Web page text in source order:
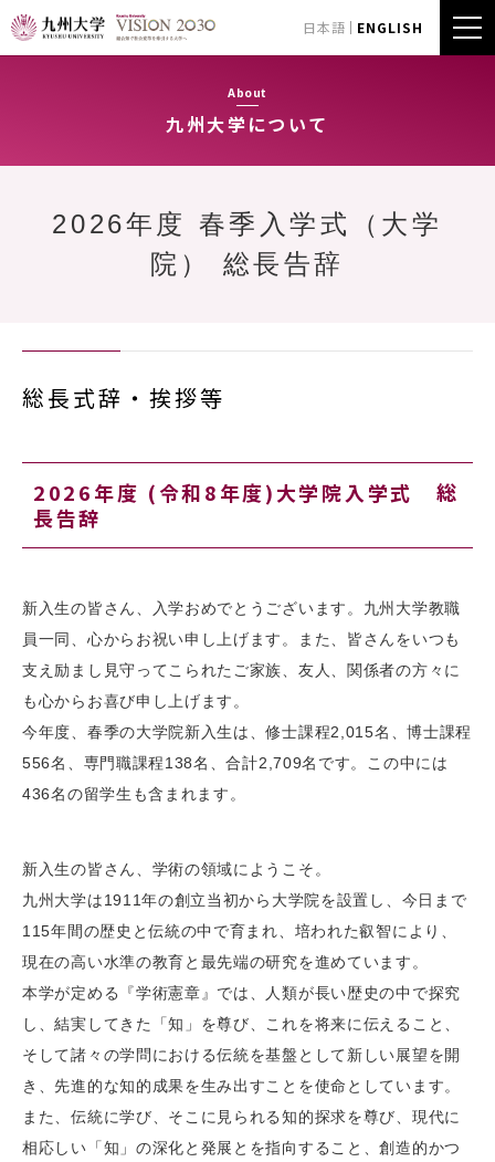
日本語 ENGLISH
About
九州大学について
2026年度 春季入学式（大学
院） 総長告辞
総長式辞・挨拶等
2026年度 (令和8年度)大学院入学式 総
長告辞
新入生の皆さん、入学おめでとうございます。九州大学教職
員一同、心からお祝い申し上げます。また、皆さんをいつも
支え励まし見守ってこられたご家族、友人、関係者の方々に
も心からお喜び申し上げます。
今年度、春季の大学院新入生は、修士課程2,015名、博士課程
556名、専門職課程138名、合計2,709名です。この中には
436名の留学生も含まれます。
新入生の皆さん、学術の領域にようこそ。
九州大学は1911年の創立当初から大学院を設置し、今日まで
115年間の歴史と伝統の中で育まれ、培われた叡智により、
現在の高い水準の教育と最先端の研究を進めています。
本学が定める『学術憲章』では、人類が長い歴史の中で探究
し、結実してきた「知」を尊び、これを将来に伝えること、
そして諸々の学問における伝統を基盤として新しい展望を開
き、先進的な知的成果を生み出すことを使命としています。
また、伝統に学び、そこに見られる知的探求を尊び、現代に
相応しい「知」の深化と発展とを指向すること、創造的かつ